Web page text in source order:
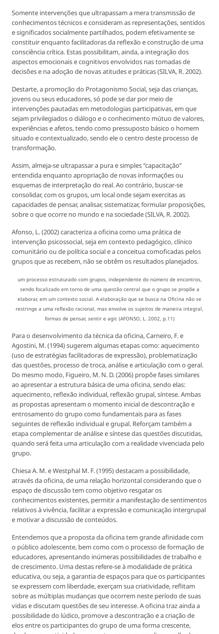
Somente intervenções que ultrapassam a mera transmissão de
conhecimentos técnicos e consideram as representações, sentidos
e significados socialmente partilhados, podem efetivamente se
constituir enquanto facilitadoras da reflexão e construção de uma
consciência crítica. Estas possibilitam, ainda, a integração dos
aspectos emocionais e cognitivos envolvidos nas tomadas de
decisões e na adoção de novas atitudes e práticas (SILVA, R. 2002).
Destarte, a promoção do Protagonismo Social, seja das crianças,
jovens ou seus educadores, só pode se dar por meio de
intervenções pautadas em metodologias participativas, em que
sejam privilegiados o diálogo e o conhecimento mútuo de valores,
experiências e afetos, tendo como pressuposto básico o homem
situado e contextualizado, sendo ele o centro deste processo de
transformação.
Assim, almeja-se ultrapassar a pura e simples “capacitação”
entendida enquanto apropriação de novas informações ou
esquemas de interpretação do real. Ao contrário, buscar-se
consolidar, com os grupos, um local onde sejam exercitas as
capacidades de pensar, analisar, sistematizar, formular proposições,
sobre o que ocorre no mundo e na sociedade (SILVA, R. 2002).
Afonso, L. (2002) caracteriza a oficina como uma prática de
intervenção psicossocial, seja em contexto pedagógico, clínico
comunitário ou de política social e a conceitua comoficadas pelos
grupos que as recebem, não se obtêm os resultados planejados.
um processo estruturado com grupos, independente do número de encontros,
sendo focalizado em torno de uma questão central que o grupo se propõe a
elaborar, em um contexto social. A elaboração que se busca na Oficina não se
restringe a uma reflexão racional, mas envolve os sujeitos de maneira integral,
formas de pensar, sentir e agir. (AFONSO, L. 2002, p.11)
Para o desenvolvimento da técnica da oficina, Carneiro, F. e
Agostini, M. (1994) sugerem algumas etapas como: aquecimento
(uso de estratégias facilitadoras de expressão), problematização
das questões, processo de troca, análise e articulação com o geral.
Do mesmo modo, Figueiro, M. N. D. (2006) propõe fases similares
ao apresentar a estrutura básica de uma oficina, sendo elas:
aquecimento, reflexão individual, reflexão grupal, síntese. Ambas
as propostas apresentam o momento inicial de descontração e
entrosamento do grupo como fundamentais para as fases
seguintes de reflexão individual e grupal. Reforçam também a
etapa complementar de análise e síntese das questões discutidas,
quando será feita uma articulação com a realidade vivenciada pelo
grupo.
Chiesa A. M. e Westphal M. F. (1995) destacam a possibilidade,
através da oficina, de uma relação horizontal considerando que o
espaço de discussão tem como objetivo resgatar os
conhecimentos existentes, permitir a manifestação de sentimentos
relativos à vivência, facilitar a expressão e comunicação intergrupal
e motivar a discussão de conteúdos.
Entendemos que a proposta da oficina tem grande afinidade com
o público adolescente, bem como com o processo de formação de
educadores, apresentando inúmeras possibilidades de trabalho e
de crescimento. Uma destas refere-se à modalidade de prática
educativa, ou seja, a garantia de espaços para que os participantes
se expressem com liberdade, exerçam sua criatividade, reflitam
sobre as múltiplas mudanças que ocorrem neste período de suas
vidas e discutam questões de seu interesse. A oficina traz ainda a
possibilidade do lúdico, promove a descontração e a criação de
elos entre os participantes do grupo de uma forma crescente,